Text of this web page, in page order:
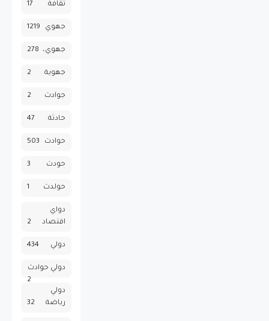
ثقافة 17
جهوي 1219
جهوي، 278
جهوية 2
جوادث 2
حادثة 47
حوادث 503
حودث 3
حولدث 1
دواي
اقتصاد
2
دولي 434
دولي حوادث
2
دولي
رياضة
32